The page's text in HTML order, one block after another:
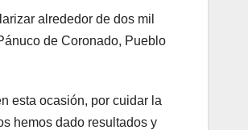
alrededor de dos mil
de Coronado, Pueblo
esta ocasión, por cuidar la
hemos dado resultados y